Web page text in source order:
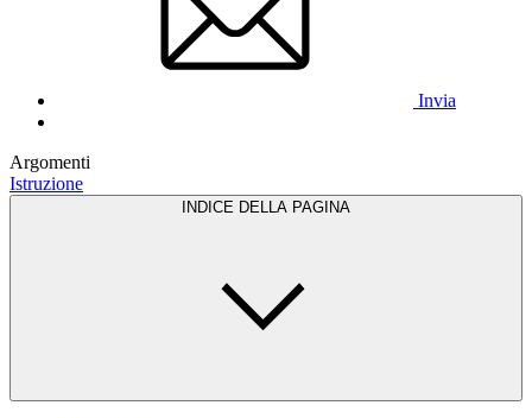
Invia
Argomenti
Istruzione
INDICE DELLA PAGINA